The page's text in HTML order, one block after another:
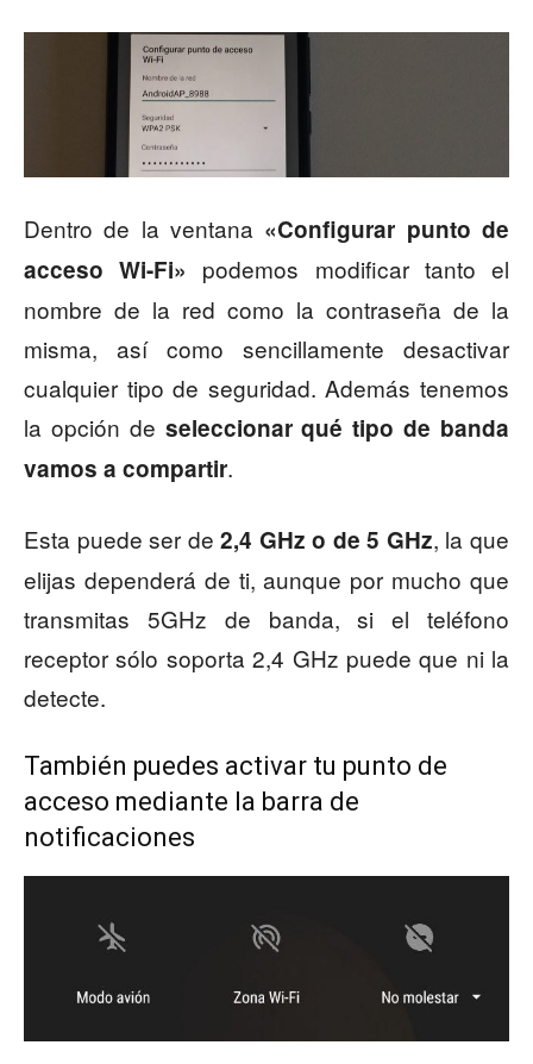
Dentro de la ventana «Configurar punto de
acceso Wi-Fi» podemos modificar tanto el
nombre de la red como la contraseña de la
misma, así como sencillamente desactivar
cualquier tipo de seguridad. Además tenemos
la opción de seleccionar qué tipo de banda
vamos a compartir.
Esta puede ser de2,4 GHz o de 5 GHz, la que
elijas dependerá de ti, aunque por mucho que
transmitas 5GHz de banda, si el teléfono
receptor sólo soporta 2,4 GHz puede que ni la
detecte.
También puedes activar tu punto de
acceso mediante la barra de
notificaciones